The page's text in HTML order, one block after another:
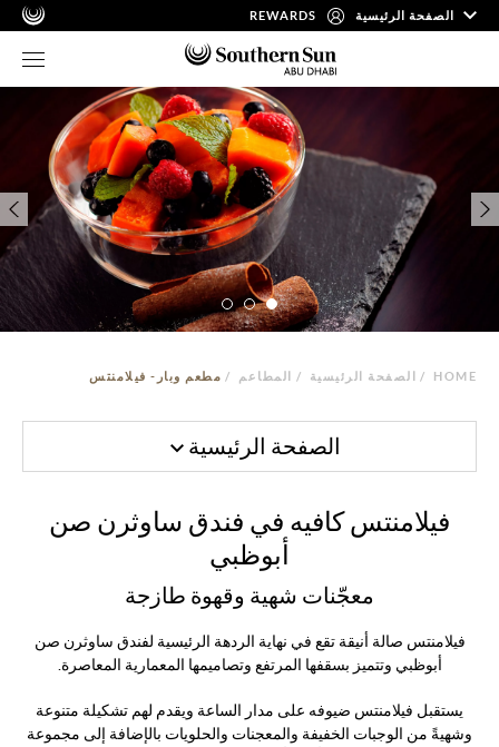
REWARDS
HOME
/ الصفحة الرئيسية / المطاعم / مطعم وبار- فيلامنتس
الصفحة الرئيسية
فيلامنتس كافيه في فندق ساوثرن صن
أبوظبي
معجّنات شهية وقهوة طازجة
فيلامنتس صالة أنيقة تقع في نهاية الردهة الرئيسية لفندق ساوثرن صن
أبوظبي وتتميز بسقفها المرتفع وتصاميمها المعمارية المعاصرة.
يستقبل فيلامنتس ضيوفه على مدار الساعة ويقدم لهم تشكيلة متنوعة
وشهيةً من الوجبات الخفيفة والمعجنات والحلويات بالإضافة إلى مجموعة